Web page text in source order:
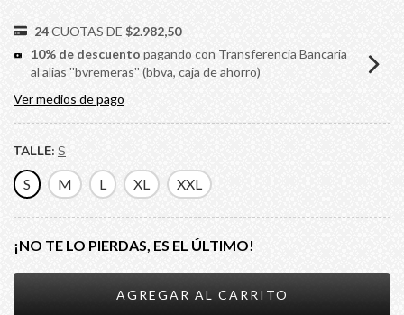
24CUOTAS DE $2.982,50
10% de descuento pagando con Transferencia Bancaria
al alias ''bvremeras'' (bbva, caja de ahorro)
Ver medios de pago
TALLE: S
S
M L XL XXL
¡NO TE LO PIERDAS, ES EL ÚLTIMO!